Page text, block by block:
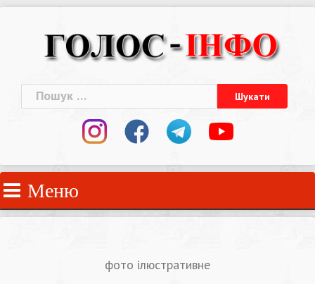
Пошук:
Меню
фото ілюстративне